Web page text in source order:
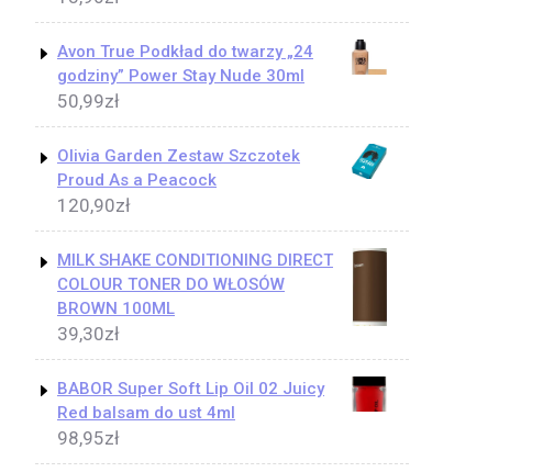
Avon True Podkład do twarzy „24
godziny” Power Stay Nude 30ml
50,99zł
Olivia Garden Zestaw Szczotek
Proud As a Peacock
120,90zł
MILK SHAKE CONDITIONING DIRECT
COLOUR TONER DO WŁOSÓW
BROWN 100ML
39,30zł
BABOR Super Soft Lip Oil 02 Juicy
Red balsam do ust 4ml
98,95zł